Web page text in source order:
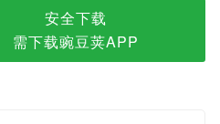
安全下载
需下载豌豆荚APP